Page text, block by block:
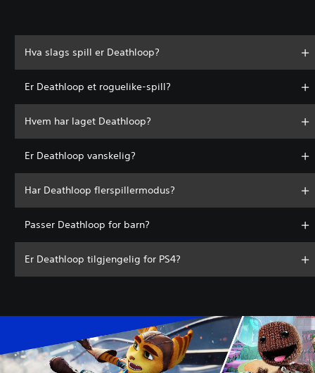
Hva slags spill er Deathloop?
Er Deathloop et roguelike-spill?
Hvem har laget Deathloop?
Er Deathloop vanskelig?
Har Deathloop flerspillermodus?
Passer Deathloop for barn?
Er Deathloop tilgjengelig for PS4?